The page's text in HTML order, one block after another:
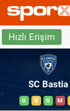
Hızlı Erişim
SC Bastia
G B G M